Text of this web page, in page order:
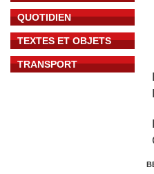
QUOTIDIEN
TEXTES ET OBJETS
TRANSPORT